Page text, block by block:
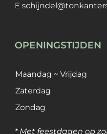
E
OPENINGSTIJDEN
Maandag ~ Vrijdag
Zaterdag
Zondag
* Met feestdagen op